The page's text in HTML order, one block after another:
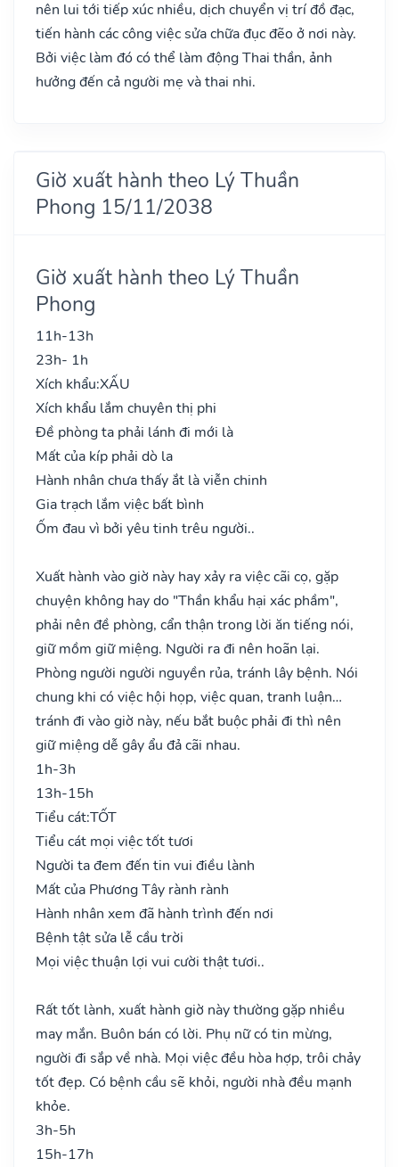
nên lui tới tiếp xúc nhiều, dịch chuyển vị trí đồ đạc,
tiến hành các công việc sửa chữa đục đẽo ở nơi này.
Bởi việc làm đó có thể làm động Thai thần, ảnh
hưởng đến cả người mẹ và thai nhi.
Giờ xuất hành theo Lý Thuần
Phong 15/11/2038
Giờ xuất hành theo Lý Thuần
Phong
11h-13h
23h- 1h
Xích khẩu:XẤU
Xích khẩu lắm chuyên thị phi
Đề phòng ta phải lánh đi mới là
Mất của kíp phải dò la
Hành nhân chưa thấy ắt là viễn chinh
Gia trạch lắm việc bất bình
Ốm đau vì bởi yêu tinh trêu người..
Xuất hành vào giờ này hay xảy ra việc cãi cọ, gặp
chuyện không hay do "Thần khẩu hại xác phầm",
phải nên đề phòng, cẩn thận trong lời ăn tiếng nói,
giữ mồm giữ miệng. Người ra đi nên hoãn lại.
Phòng người người nguyền rủa, tránh lây bệnh. Nói
chung khi có việc hội họp, việc quan, tranh luận…
tránh đi vào giờ này, nếu bắt buộc phải đi thì nên
giữ miệng dễ gây ẩu đả cãi nhau.
1h-3h
13h-15h
Tiểu cát:TỐT
Tiểu cát mọi việc tốt tươi
Người ta đem đến tin vui điều lành
Mất của Phương Tây rành rành
Hành nhân xem đã hành trình đến nơi
Bệnh tật sửa lễ cầu trời
Mọi việc thuận lợi vui cười thật tươi..
Rất tốt lành, xuất hành giờ này thường gặp nhiều
may mắn. Buôn bán có lời. Phụ nữ có tin mừng,
người đi sắp về nhà. Mọi việc đều hòa hợp, trôi chảy
tốt đẹp. Có bệnh cầu sẽ khỏi, người nhà đều mạnh
khỏe.
3h-5h
15h-17h